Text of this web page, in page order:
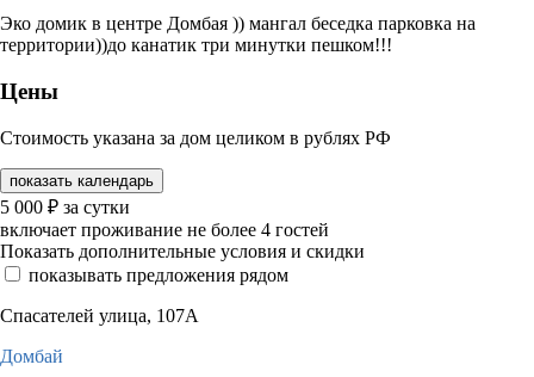
Эко домик в центре Домбая )) мангал беседка парковка на
территории))до канатик три минутки пешком!!!
Цены
Стоимость указана за дом целиком в рублях РФ
показать календарь
5 000 ₽ за сутки
включает проживание не более 4 гостей
Показать дополнительные условия и скидки
показывать предложения рядом
Спасателей улица, 107А
Домбай